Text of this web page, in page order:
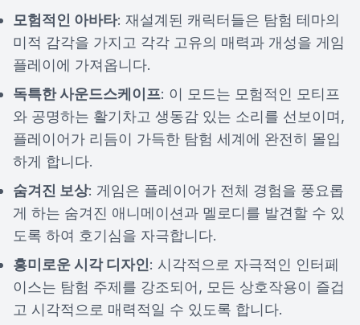
모험적인 아바타: 재설계된 캐릭터들은 탐험 테마의
미적 감각을 가지고 각각 고유의 매력과 개성을 게임
플레이에 가져옵니다.
독특한 사운드스케이프: 이 모드는 모험적인 모티프
와 공명하는 활기차고 생동감 있는 소리를 선보이며,
플레이어가 리듬이 가득한 탐험 세계에 완전히 몰입
하게 합니다.
숨겨진 보상: 게임은 플레이어가 전체 경험을 풍요롭
게 하는 숨겨진 애니메이션과 멜로디를 발견할 수 있
도록 하여 호기심을 자극합니다.
흥미로운 시각 디자인: 시각적으로 자극적인 인터페
이스는 탐험 주제를 강조되어, 모든 상호작용이 즐겁
고 시각적으로 매력적일 수 있도록 합니다.